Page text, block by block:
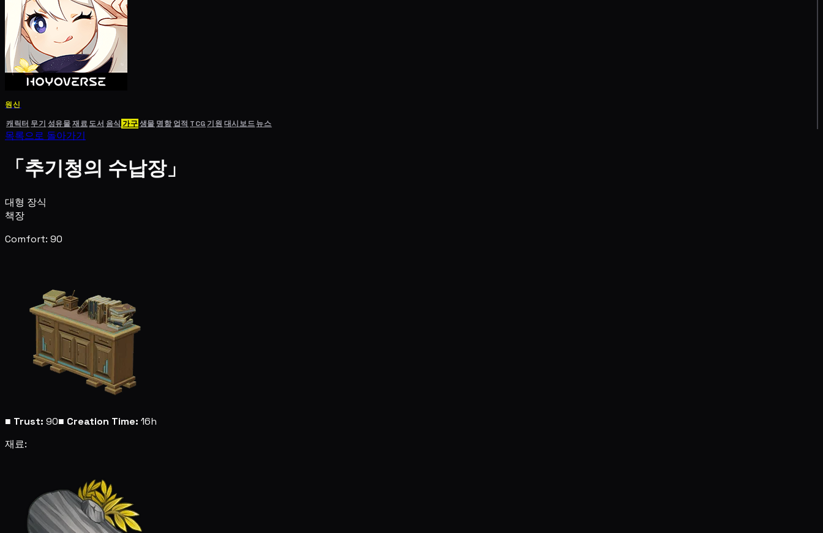
원신
캐릭터 무기 성유물재료도서 음식 가구생물 명함 업적 TCG기원 대시보드뉴스
목록으로 돌아가기
「추기청의 수납장」
대형 장식
책장
Comfort: 90
■ Trust: 90■ Creation Time: 16h
재료: